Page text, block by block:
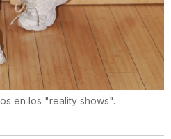
en los "reality shows".